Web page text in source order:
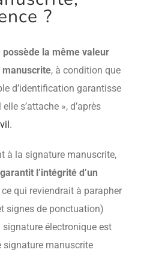
?
la même valeur
manuscrite, à condition que
d’identification garantisse
s’attache », d’après
.
à la signature manuscrite,
l’intégrité d’un
qui reviendrait à parapher
signes de ponctuation)
signature électronique est
signature manuscrite